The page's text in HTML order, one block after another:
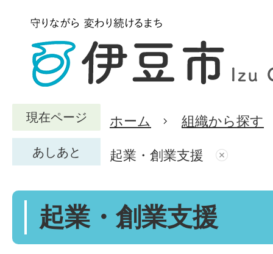
現在ページ ホーム 組織から探す
あしあと 起業・創業支援
起業・創業支援